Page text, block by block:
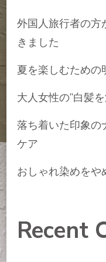
外国人旅行者の
きました
夏を楽しむための
大人女性の”白髪
落ち着いた印象の
ケア
おしゃれ染めをや
Recent